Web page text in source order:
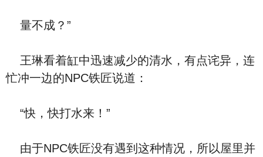
量不成？”
王琳看着缸中迅速减少的清水，有点诧异，连
忙冲一边的NPC铁匠说道：
“快，快打水来！”
由于NPC铁匠没有遇到这种情况，所以屋里并